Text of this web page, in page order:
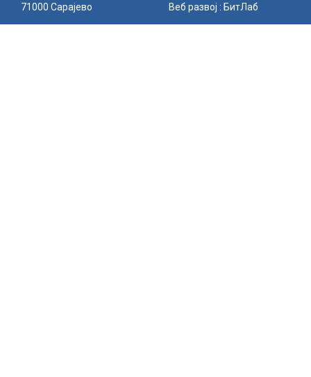
71000 Сарајево
Веб развој : БитЛаб